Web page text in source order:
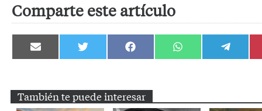
Comparte este artículo
Compartir
en
Compartir
en
Compartir
en
Compartir
en
Compartir
en
También te puede interesar